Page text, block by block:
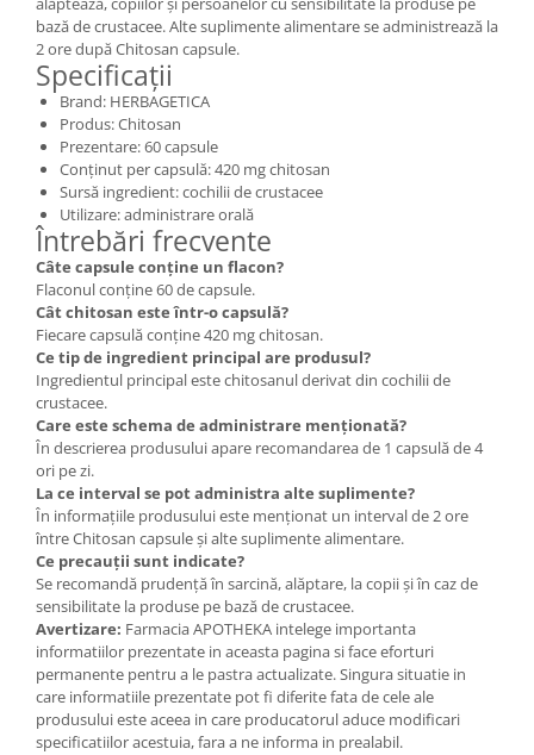
bază de crustacee. Alte suplimente alimentare se administrează la
2 ore după Chitosan capsule.
Specificații
Brand: HERBAGETICA
Produs: Chitosan
Prezentare: 60 capsule
Conținut per capsulă: 420 mg chitosan
Sursă ingredient: cochilii de crustacee
Utilizare: administrare orală
Întrebări frecvente
Câte capsule conține un flacon?
Flaconul conține 60 de capsule.
Cât chitosan este într-o capsulă?
Fiecare capsulă conține 420 mg chitosan.
Ce tip de ingredient principal are produsul?
Ingredientul principal este chitosanul derivat din cochilii de
crustacee.
Care este schema de administrare menționată?
În descrierea produsului apare recomandarea de 1 capsulă de 4
ori pe zi.
La ce interval se pot administra alte suplimente?
În informațiile produsului este menționat un interval de 2 ore
între Chitosan capsule și alte suplimente alimentare.
Ce precauții sunt indicate?
Se recomandă prudență în sarcină, alăptare, la copii și în caz de
sensibilitate la produse pe bază de crustacee.
Avertizare: Farmacia APOTHEKA intelege importanta
informatiilor prezentate in aceasta pagina si face eforturi
permanente pentru a le pastra actualizate. Singura situatie in
care informatiile prezentate pot fi diferite fata de cele ale
produsului este aceea in care producatorul aduce modificari
specificatiilor acestuia, fara a ne informa in prealabil.